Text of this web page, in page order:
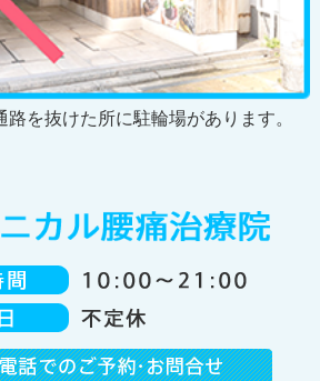
を抜けた所に駐輪場があります。